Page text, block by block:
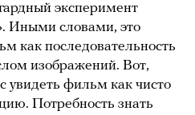
эксперимент
Иными словами, это
как последовательность
изображений. Вот,
увидеть фильм как чисто
Потребность знать